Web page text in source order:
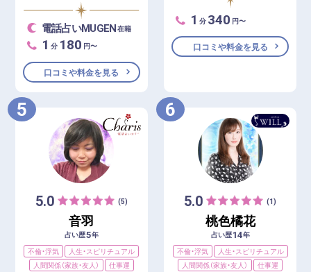
電話占いMUGEN在籍
1 分 180 円〜
口コミや料金を見る
1 分 340 円〜
口コミや料金を見る
5
5.0 (5)
音羽
占い歴5年
不倫・浮気
人生・スピリチュアル
人間関係（家族・友人）
仕事運
6
5.0 (1)
桃色橘花
占い歴14年
不倫・浮気
人生・スピリチュアル
人間関係（家族・友人）
仕事運